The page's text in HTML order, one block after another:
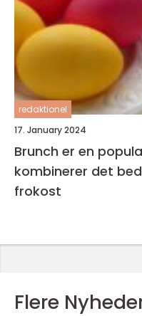
redaktionel
17. January 2024
Brunch er en
kombinerer det
frokost
Flere